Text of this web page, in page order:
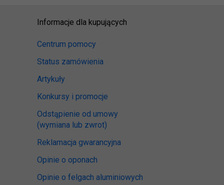
Informacje dla kupujących
Centrum pomocy
Status zamówienia
Artykuły
Konkursy i promocje
Odstąpienie od umowy
(wymiana lub zwrot)
Reklamacja gwarancyjna
Opinie o oponach
Opinie o felgach aluminiowych